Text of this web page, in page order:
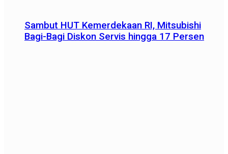
Sambut HUT Kemerdekaan RI, Mitsubishi
Bagi-Bagi Diskon Servis hingga 17 Persen